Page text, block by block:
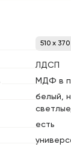
510 x
ЛДСП
МДФ в
белый,
есть